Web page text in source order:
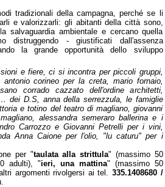
tradizionali della campagna, perché se li
e valorizzarli: gli abitanti della città sono,
salvaguardia ambientale e cercano quella
- giustificati dall'assenza
la grande opportunità dello sviluppo
e fiere, ci si incontra per piccoli gruppi,
corineo per la creta, mario fornaio,
corrado cazzato dell'ordine architetti,
dei D.S, anna della serrezzula, le famiglie
e totino del teatro di magliano, giovanni
alessandra semeraro ballerina e i
Carrozzo e Giovanni Petrelli per i vini,
Anna Caione per l'olio, "lu caturu" per i
per "taulata alla strittula" (massimo 50
adulti), "ieri, una mattina" (massimo 50
argomenti rivolgersi ai tel. 335.1408680 /